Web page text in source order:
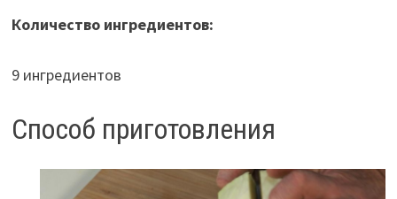
Количество ингредиентов:
9 ингредиентов
Способ приготовления